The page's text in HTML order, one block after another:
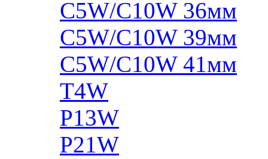
C5W/C10W 36мм
C5W/C10W 39мм
C5W/C10W 41мм
T4W
P13W
P21W